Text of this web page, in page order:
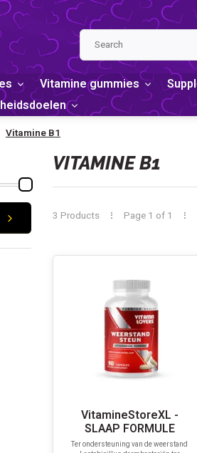
Vitamine gummies
Vitamine B1
VITAMINE B1
3 Products Page 1 of 1
VitamineStoreXL -
SLAAP FORMULE
Ter ondersteuning van de weerstand